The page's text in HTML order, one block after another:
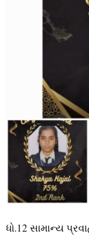
ધો.12 સામાન્ય